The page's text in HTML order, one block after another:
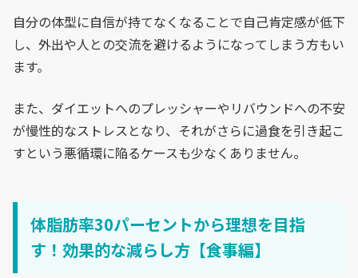
自分の体型に自信が持てなくなることで自己肯定感が低下
し、外出や人との交流を避けるようになってしまう方もい
ます。
また、ダイエットへのプレッシャーやリバウンドへの不安
が慢性的なストレスとなり、それがさらに過食を引き起こ
すという悪循環に陥るケースも少なくありません。
体脂肪率30パーセントから理想を目指
す！効果的な減らし方【食事編】